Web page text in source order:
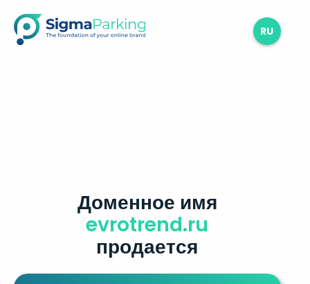
RU
Доменное имя
evrotrend.ru
продается